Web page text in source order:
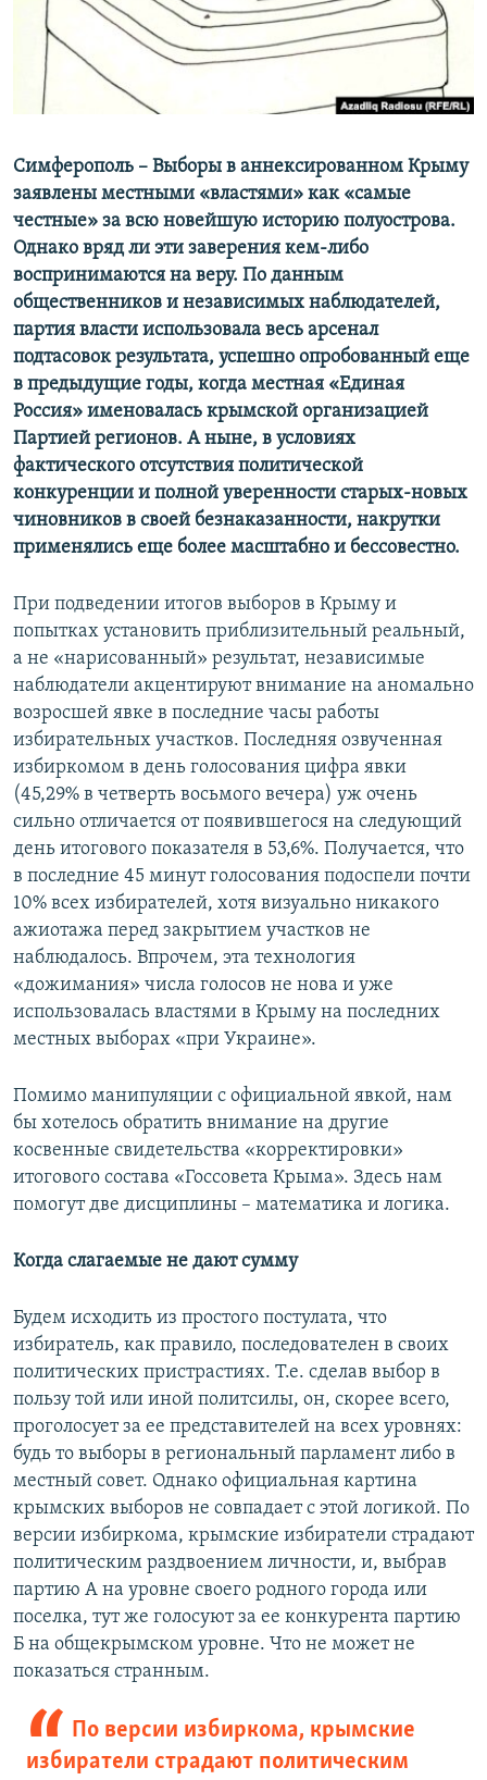
ПОБЕДИТЕЛЕЙ НЕ СУДЯТ?
КРЫМ.НЕПОКОРЕННЫЙ
ELIFBE
ПРИСОЕДИНЯЙТЕСЬ!
Все сайты RFE/RL
Симферополь – Выборы в аннексированном Крыму
заявлены местными «властями» как «самые
честные» за всю новейшую историю полуострова.
Однако вряд ли эти заверения кем-либо
воспринимаются на веру. По данным
общественников и независимых наблюдателей,
партия власти использовала весь арсенал
подтасовок результата, успешно опробованный еще
в предыдущие годы, когда местная «Единая
Россия» именовалась крымской организацией
Партией регионов. А ныне, в условиях
фактического отсутствия политической
конкуренции и полной уверенности старых-новых
чиновников в своей безнаказанности, накрутки
применялись еще более масштабно и бессовестно.
При подведении итогов выборов в Крыму и
попытках установить приблизительный реальный,
а не «нарисованный» результат, независимые
наблюдатели акцентируют внимание на аномально
возросшей явке в последние часы работы
избирательных участков. Последняя озвученная
избиркомом в день голосования цифра явки
(45,29% в четверть восьмого вечера) уж очень
сильно отличается от появившегося на следующий
день итогового показателя в 53,6%. Получается, что
в последние 45 минут голосования подоспели почти
10% всех избирателей, хотя визуально никакого
ажиотажа перед закрытием участков не
наблюдалось. Впрочем, эта технология
«дожимания» числа голосов не нова и уже
использовалась властями в Крыму на последних
местных выборах «при Украине».
Помимо манипуляции с официальной явкой, нам
бы хотелось обратить внимание на другие
косвенные свидетельства «корректировки»
итогового состава «Госсовета Крыма». Здесь нам
помогут две дисциплины – математика и логика.
Когда слагаемые не дают сумму
Будем исходить из простого постулата, что
избиратель, как правило, последователен в своих
политических пристрастиях. Т.е. сделав выбор в
пользу той или иной политсилы, он, скорее всего,
проголосует за ее представителей на всех уровнях:
будь то выборы в региональный парламент либо в
местный совет. Однако официальная картина
крымских выборов не совпадает с этой логикой. По
версии избиркома, крымские избиратели страдают
политическим раздвоением личности, и, выбрав
партию А на уровне своего родного города или
поселка, тут же голосуют за ее конкурента партию
Б на общекрымском уровне. Что не может не
показаться странным.
По версии избиркома, крымские
избиратели страдают политическим